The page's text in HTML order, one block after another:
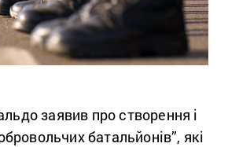
заявив про створення і
батальйонів”, які